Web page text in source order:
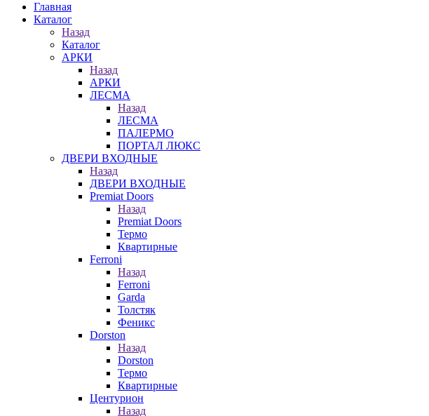
Главная
Каталог
Назад
Каталог
АРКИ
Назад
АРКИ
ЛЕСМА
Назад
ЛЕСМА
ПАЛЕРМО
ПОРТАЛ ЛЮКС
ДВЕРИ ВХОДНЫЕ
Назад
ДВЕРИ ВХОДНЫЕ
Premiat Doors
Назад
Premiat Doors
Термо
Квартирные
Ferroni
Назад
Ferroni
Garda
Толстяк
Феникс
Dorston
Назад
Dorston
Термо
Квартирные
Центурион
Назад